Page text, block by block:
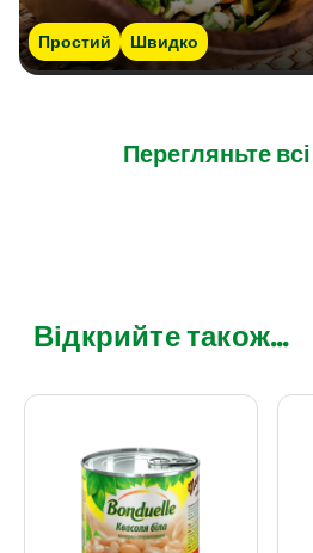
Простий Швидко
Перегляньте
Відкрийте також...